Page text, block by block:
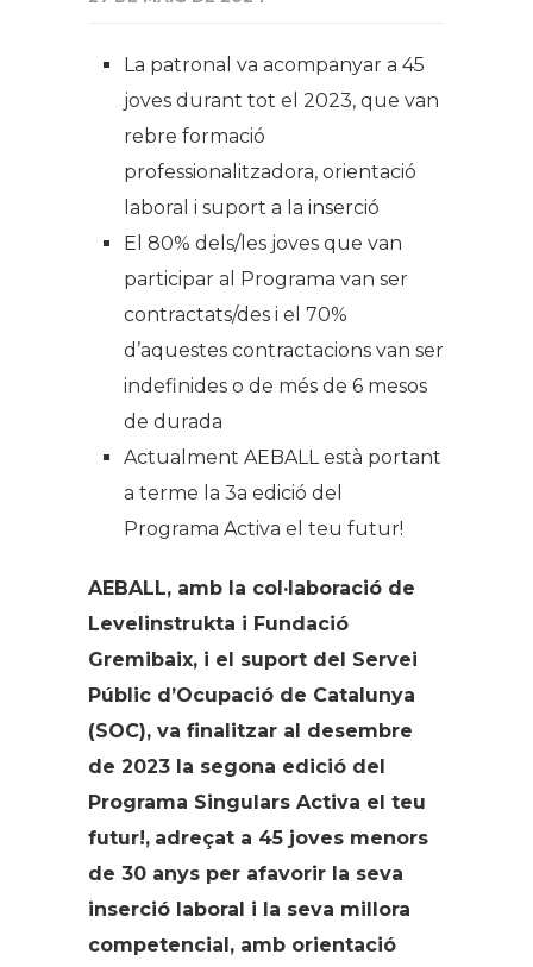
La patronal va acompanyar a 45
joves durant tot el 2023, que van
rebre formació
professionalitzadora, orientació
laboral i suport a la inserció
El 80% dels/les joves que van
participar al Programa van ser
contractats/des i el 70%
d’aquestes contractacions van ser
indefinides o de més de 6 mesos
de durada
Actualment AEBALL està portant
a terme la 3a edició del
Programa Activa el teu futur!
AEBALL, amb la col·laboració de
Levelinstrukta i Fundació
Gremibaix, i el suport del Servei
Públic d’Ocupació de Catalunya
(SOC), va finalitzar al desembre
de 2023 la segona edició del
Programa Singulars Activa el teu
futur!, adreçat a 45 joves menors
de 30 anys per afavorir la seva
inserció laboral i la seva millora
competencial, amb orientació